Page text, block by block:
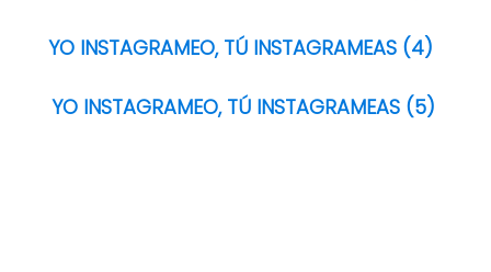
YO INSTAGRAMEO, TÚ INSTAGRAMEAS (4)
YO INSTAGRAMEO, TÚ INSTAGRAMEAS (5)